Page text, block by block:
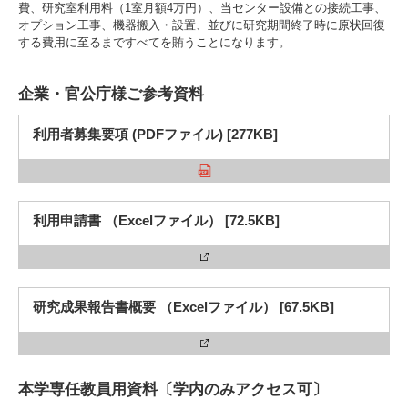
3. #KUTE VOICE エンジニアリーダーたちの声
4. 航空理工学専攻特設サイト
5. 遠隔授業リンク集
6. 寄付・ご支援
費、研究室利用料（1室月額4万円）、当センター設備との接続工事、
オプション工事、機器搬入・設置、並びに研究期間終了時に原状回復
する費用に至るまですべてを賄うことになります。
企業・官公庁様ご参考資料
利用者募集要項 (PDFファイル) [277KB]
利用申請書 （Excelファイル） [72.5KB]
研究成果報告書概要 （Excelファイル） [67.5KB]
本学専任教員用資料〔学内のみアクセス可〕